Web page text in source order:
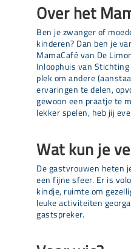
Over het
Ben je zwanger of
kinderen? Dan ben je
MamaCafé van De
Inloophuis van
plek om andere
ervaringen te delen,
gewoon een praatje te
lekker spelen, heb jij
Wat kun je
De gastvrouwen heten
een fijne sfeer. Er is
kindje, ruimte om
leuke activiteiten
gastspreker.